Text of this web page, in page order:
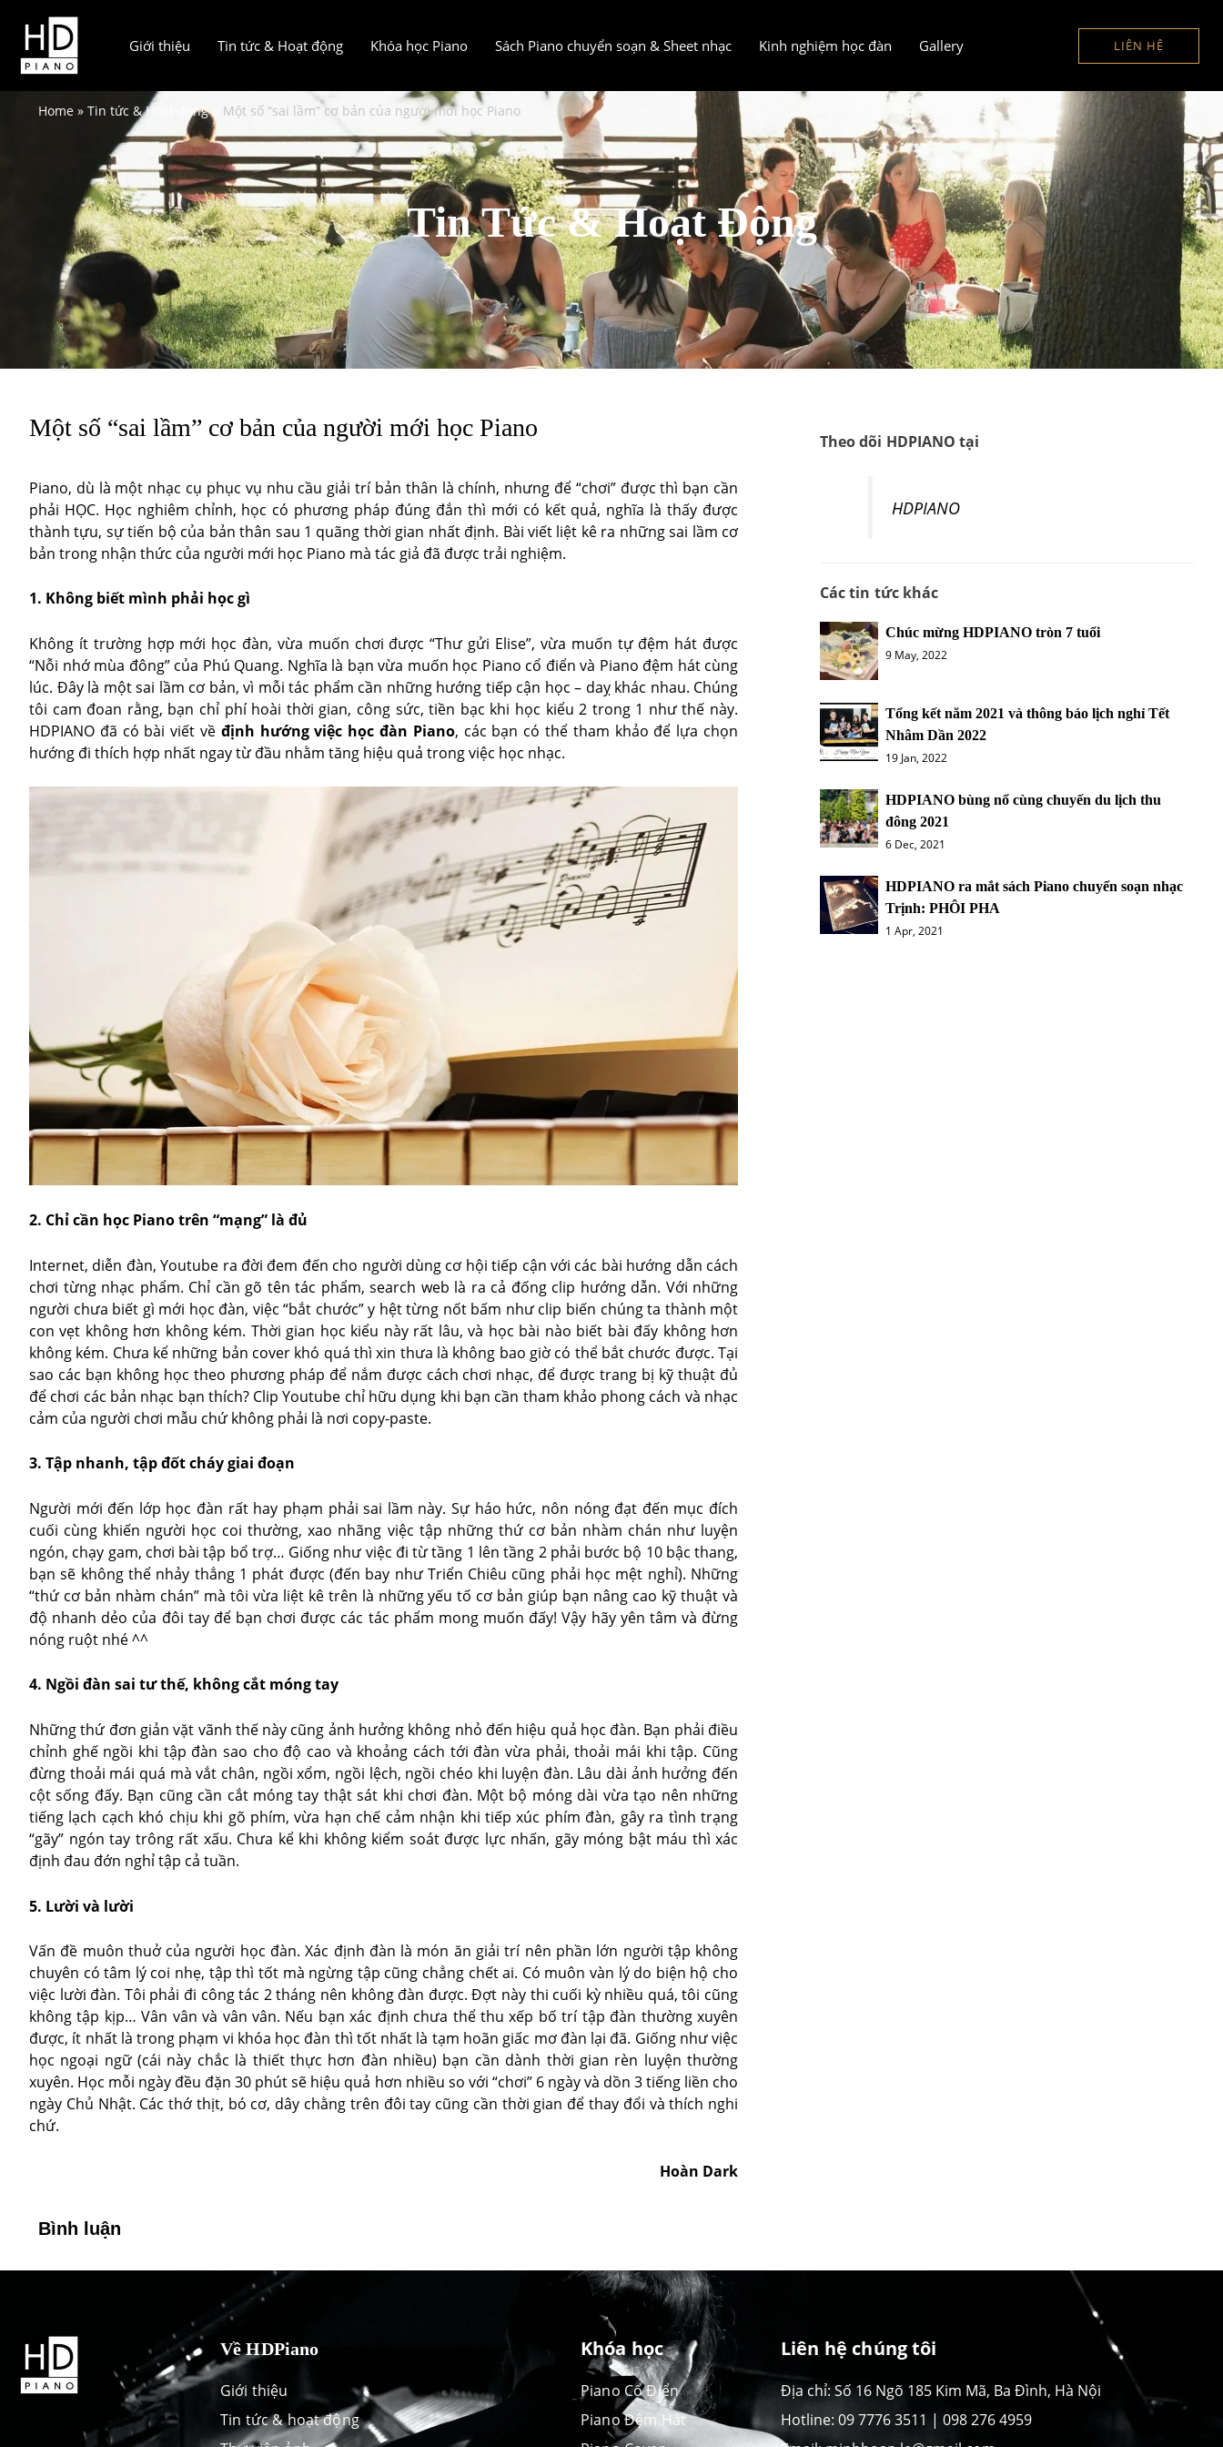
Giới thiệu Tin tức & Hoạt động Khóa học Piano Sách Piano chuyển soạn & Sheet nhạc Kinh nghiệm học đàn Gallery LIÊN HỆ
Home Tin tức & Hoạt động Một số “sai lầm” cơ bản của người mới học Piano
Tin Tức & Hoạt Động
Một số “sai lầm” cơ bản của người mới học Piano
Piano, dù là một nhạc cụ phục vụ nhu cầu giải trí bản thân là chính, nhưng để “chơi” được thì bạn cần
phải HỌC. Học nghiêm chỉnh, học có phương pháp đúng đắn thì mới có kết quả, nghĩa là thấy được
thành tựu, sự tiến bộ của bản thân sau 1 quãng thời gian nhất định. Bài viết liệt kê ra những sai lầm cơ
bản trong nhận thức của người mới học Piano mà tác giả đã được trải nghiệm.
1. Không biết mình phải học gì
Không ít trường hợp mới học đàn, vừa muốn chơi được “Thư gửi Elise”, vừa muốn tự đệm hát được
“Nỗi nhớ mùa đông” của Phú Quang. Nghĩa là bạn vừa muốn học Piano cổ điển và Piano đệm hát cùng
lúc. Đây là một sai lầm cơ bản, vì mỗi tác phẩm cần những hướng tiếp cận học – daỵ khác nhau. Chúng
tôi cam đoan rằng, bạn chỉ phí hoài thời gian, công sức, tiền bạc khi học kiểu 2 trong 1 như thế này.
HDPIANO đã có bài viết về định hướng việc học đàn Piano, các bạn có thể tham khảo để lựa chọn
hướng đi thích hợp nhất ngay từ đầu nhằm tăng hiệu quả trong việc học nhạc.
2. Chỉ cần học Piano trên “mạng” là đủ
Internet, diễn đàn, Youtube ra đời đem đến cho người dùng cơ hội tiếp cận với các bài hướng dẫn cách
chơi từng nhạc phẩm. Chỉ cần gõ tên tác phẩm, search web là ra cả đống clip hướng dẫn. Với những
người chưa biết gì mới học đàn, việc “bắt chước” y hệt từng nốt bấm như clip biến chúng ta thành một
con vẹt không hơn không kém. Thời gian học kiểu này rất lâu, và học bài nào biết bài đấy không hơn
không kém. Chưa kể những bản cover khó quá thì xin thưa là không bao giờ có thể bắt chước được. Tại
sao các bạn không học theo phương pháp để nắm được cách chơi nhạc, để được trang bị kỹ thuật đủ
để chơi các bản nhạc bạn thích? Clip Youtube chỉ hữu dụng khi bạn cần tham khảo phong cách và nhạc
cảm của người chơi mẫu chứ không phải là nơi copy-paste.
3. Tập nhanh, tập đốt cháy giai đoạn
Người mới đến lớp học đàn rất hay phạm phải sai lầm này. Sự háo hức, nôn nóng đạt đến mục đích
cuối cùng khiến người học coi thường, xao nhãng việc tập những thứ cơ bản nhàm chán như luyện
ngón, chạy gam, chơi bài tập bổ trợ… Giống như việc đi từ tầng 1 lên tầng 2 phải bước bộ 10 bậc thang,
bạn sẽ không thể nhảy thẳng 1 phát được (đến bay như Triển Chiêu cũng phải học mệt nghỉ). Những
“thứ cơ bản nhàm chán” mà tôi vừa liệt kê trên là những yếu tố cơ bản giúp bạn nâng cao kỹ thuật và
độ nhanh dẻo của đôi tay để bạn chơi được các tác phẩm mong muốn đấy! Vậy hãy yên tâm và đừng
nóng ruột nhé ^^
4. Ngồi đàn sai tư thế, không cắt móng tay
Những thứ đơn giản vặt vãnh thế này cũng ảnh hưởng không nhỏ đến hiệu quả học đàn. Bạn phải điều
chỉnh ghế ngồi khi tập đàn sao cho độ cao và khoảng cách tới đàn vừa phải, thoải mái khi tập. Cũng
đừng thoải mái quá mà vắt chân, ngồi xổm, ngồi lệch, ngồi chéo khi luyện đàn. Lâu dài ảnh hưởng đến
cột sống đấy. Bạn cũng cần cắt móng tay thật sát khi chơi đàn. Một bộ móng dài vừa tạo nên những
tiếng lạch cạch khó chịu khi gõ phím, vừa hạn chế cảm nhận khi tiếp xúc phím đàn, gây ra tình trạng
“gãy” ngón tay trông rất xấu. Chưa kể khi không kiểm soát được lực nhấn, gãy móng bật máu thì xác
định đau đớn nghỉ tập cả tuần.
5. Lười và lười
Vấn đề muôn thuở của người học đàn. Xác định đàn là món ăn giải trí nên phần lớn người tập không
chuyên có tâm lý coi nhẹ, tập thì tốt mà ngừng tập cũng chẳng chết ai. Có muôn vàn lý do biện hộ cho
việc lười đàn. Tôi phải đi công tác 2 tháng nên không đàn được. Đợt này thi cuối kỳ nhiều quá, tôi cũng
không tập kịp… Vân vân và vân vân. Nếu bạn xác định chưa thể thu xếp bố trí tập đàn thường xuyên
được, ít nhất là trong phạm vi khóa học đàn thì tốt nhất là tạm hoãn giấc mơ đàn lại đã. Giống như việc
học ngoại ngữ (cái này chắc là thiết thực hơn đàn nhiều) bạn cần dành thời gian rèn luyện thường
xuyên. Học mỗi ngày đều đặn 30 phút sẽ hiệu quả hơn nhiều so với “chơi” 6 ngày và dồn 3 tiếng liền cho
ngày Chủ Nhật. Các thớ thịt, bó cơ, dây chằng trên đôi tay cũng cần thời gian để thay đổi và thích nghi
chứ.
Hoàn Dark
Bình luận
Theo dõi HDPIANO tại
HDPIANO
Các tin tức khác
Chúc mừng HDPIANO tròn 7 tuổi
9 May, 2022
Tổng kết năm 2021 và thông báo lịch nghỉ Tết
Nhâm Dần 2022
19 Jan, 2022
HDPIANO bùng nổ cùng chuyến du lịch thu
đông 2021
6 Dec, 2021
HDPIANO ra mắt sách Piano chuyển soạn nhạc
Trịnh: PHÔI PHA
1 Apr, 2021
Về HDPiano
Giới thiệu
Tin tức & hoạt động
Khóa học
Piano Cổ Điển
Piano Đệm Hát
Liên hệ chúng tôi
Địa chỉ: Số 16 Ngõ 185 Kim Mã, Ba Đình, Hà Nội
Hotline: 09 7776 3511 | 098 276 4959